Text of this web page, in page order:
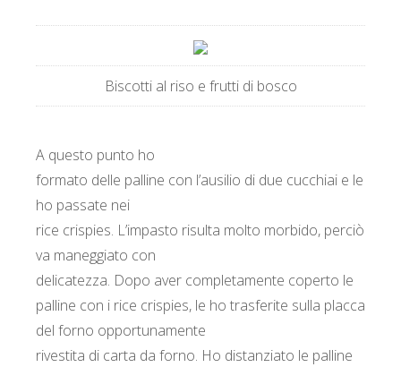
Biscotti al riso e frutti di bosco
A questo punto ho
formato delle palline con l’ausilio di due cucchiai e le
ho passate nei
rice crispies. L’impasto risulta molto morbido, perciò
va maneggiato con
delicatezza. Dopo aver completamente coperto le
palline con i rice crispies, le ho trasferite sulla placca
del forno opportunamente
rivestita di carta da forno. Ho distanziato le palline